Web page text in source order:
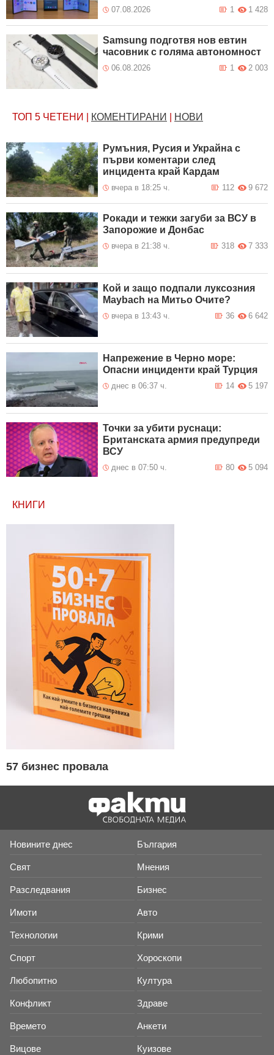
07.08.2026 1 428
1
Samsung подготвя нов евтин
часовник с голяма автономност
06.08.2026 2 003
1
ТОП 5 ЧЕТЕНИ КОМЕНТИРАНИ НОВИ
Румъния, Русия и Украйна с
първи коментари след
инцидента край Кардам
вчера в 18:25 ч. 9 672
112
Рокади и тежки загуби за ВСУ в
Запорожие и Донбас
вчера в 21:38 ч. 7 333
318
Кой и защо подпали луксозния
Maybach на Митьо Очите?
вчера в 13:43 ч. 6 642
36
Напрежение в Черно море:
Опасни инциденти край Турция
днес в 06:37 ч. 5 197
14
Точки за убити руснаци:
Британската армия предупреди
ВСУ
днес в 07:50 ч. 5 094
80
КНИГИ
57 бизнес провала
Новините днес България
Свят Мнения
Разследвания Бизнес
Имоти Авто
Технологии Крими
Спорт Хороскопи
Любопитно Култура
Конфликт Здраве
Времето Анкети
Вицове Куизове